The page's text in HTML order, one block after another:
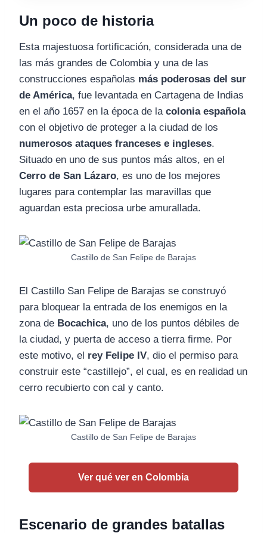
Un poco de historia
Esta majestuosa fortificación, considerada una de
las más grandes de Colombia y una de las
construcciones españolas más poderosas del sur
de América, fue levantada en Cartagena de Indias
en el año 1657 en la época de la colonia española
con el objetivo de proteger a la ciudad de los
numerosos ataques franceses e ingleses.
Situado en uno de sus puntos más altos, en el
Cerro de San Lázaro, es uno de los mejores
lugares para contemplar las maravillas que
aguardan esta preciosa urbe amurallada.
Castillo de San Felipe de Barajas
El Castillo San Felipe de Barajas se construyó
para bloquear la entrada de los enemigos en la
zona de Bocachica, uno de los puntos débiles de
la ciudad, y puerta de acceso a tierra firme. Por
este motivo, el rey Felipe IV, dio el permiso para
construir este “castillejo”, el cual, es en realidad un
cerro recubierto con cal y canto.
Castillo de San Felipe de Barajas
Ver qué ver en Colombia
Escenario de grandes batallas